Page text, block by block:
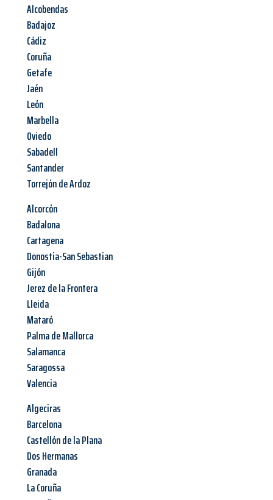
Alcobendas
Badajoz
Cádiz
Coruña
Getafe
Jaén
León
Marbella
Oviedo
Sabadell
Santander
Torrejón de Ardoz
Alcorcón
Badalona
Cartagena
Donostia-San Sebastian
Gijón
Jerez de la Frontera
Lleida
Mataró
Palma de Mallorca
Salamanca
Saragossa
Valencia
Algeciras
Barcelona
Castellón de la Plana
Dos Hermanas
Granada
La Coruña